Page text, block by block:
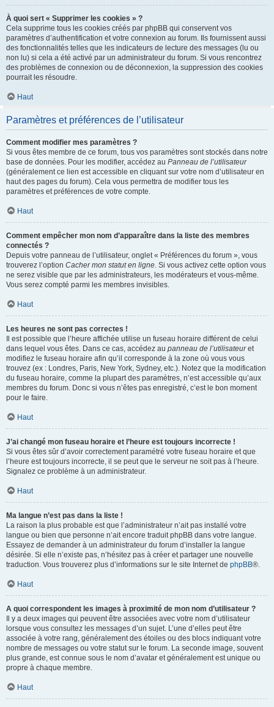
À quoi sert « Supprimer les cookies » ?
Cela supprime tous les cookies créés par phpBB qui conservent vos
paramètres d’authentification et votre connexion au forum. Ils fournissent aussi
des fonctionnalités telles que les indicateurs de lecture des messages (lu ou
non lu) si cela a été activé par un administrateur du forum. Si vous rencontrez
des problèmes de connexion ou de déconnexion, la suppression des cookies
pourrait les résoudre.
Haut
Paramètres et préférences de l’utilisateur
Comment modifier mes paramètres ?
Si vous êtes membre de ce forum, tous vos paramètres sont stockés dans notre
base de données. Pour les modifier, accédez au Panneau de l’utilisateur
(généralement ce lien est accessible en cliquant sur votre nom d’utilisateur en
haut des pages du forum). Cela vous permettra de modifier tous les
paramètres et préférences de votre compte.
Haut
Comment empêcher mon nom d’apparaître dans la liste des membres
connectés ?
Depuis votre panneau de l’utilisateur, onglet « Préférences du forum », vous
trouverez l’option Cacher mon statut en ligne. Si vous activez cette option vous
ne serez visible que par les administrateurs, les modérateurs et vous-même.
Vous serez compté parmi les membres invisibles.
Haut
Les heures ne sont pas correctes !
Il est possible que l’heure affichée utilise un fuseau horaire différent de celui
dans lequel vous êtes. Dans ce cas, accédez au panneau de l’utilisateuret
modifiez le fuseau horaire afin qu’il corresponde à la zone où vous vous
trouvez (ex : Londres, Paris, New York, Sydney, etc.). Notez que la modification
du fuseau horaire, comme la plupart des paramètres, n’est accessible qu’aux
membres du forum. Donc si vous n’êtes pas enregistré, c’est le bon moment
pour le faire.
Haut
J’ai changé mon fuseau horaire et l’heure est toujours incorrecte !
Si vous êtes sûr d’avoir correctement paramétré votre fuseau horaire et que
l’heure est toujours incorrecte, il se peut que le serveur ne soit pas à l’heure.
Signalez ce problème à un administrateur.
Haut
Ma langue n’est pas dans la liste !
La raison la plus probable est que l’administrateur n’ait pas installé votre
langue ou bien que personne n’ait encore traduit phpBB dans votre langue.
Essayez de demander à un administrateur du forum d’installer la langue
désirée. Si elle n’existe pas, n’hésitez pas à créer et partager une nouvelle
traduction. Vous trouverez plus d’informations sur le site Internet de phpBB®.
Haut
A quoi correspondent les images à proximité de mon nom d’utilisateur ?
Il y a deux images qui peuvent être associées avec votre nom d’utilisateur
lorsque vous consultez les messages d’un sujet. L’une d’elles peut être
associée à votre rang, généralement des étoiles ou des blocs indiquant votre
nombre de messages ou votre statut sur le forum. La seconde image, souvent
plus grande, est connue sous le nom d’avatar et généralement est unique ou
propre à chaque membre.
Haut